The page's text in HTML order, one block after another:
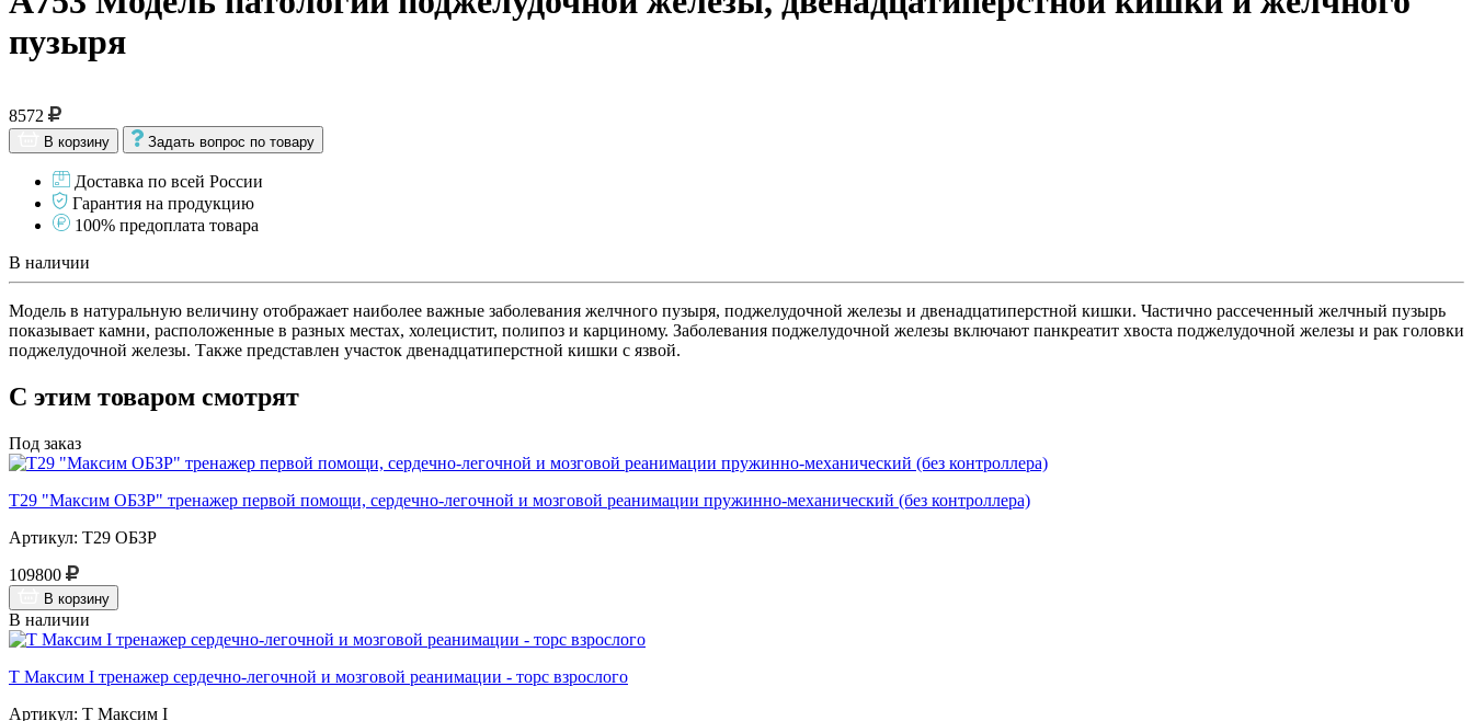
пузыря
8572
В корзину Задать вопрос по товару
Доставка по всей России
Гарантия на продукцию
100% предоплата товара
В наличии
Модель в натуральную величину отображает наиболее важные заболевания желчного пузыря, поджелудочной железы и двенадцатиперстной кишки. Частично рассеченный желчный пузырь
показывает камни, расположенные в разных местах, холецистит, полипоз и карциному. Заболевания поджелудочной железы включают панкреатит хвоста поджелудочной железы и рак головки
поджелудочной железы. Также представлен участок двенадцатиперстной кишки с язвой.
С этим товаром смотрят
Под заказ
Т29 "Максим ОБЗР" тренажер первой помощи, сердечно-легочной и мозговой реанимации пружинно-механический (без контроллера)
Артикул: Т29 ОБЗР
109800
В корзину
В наличии
Т Максим I тренажер сердечно-легочной и мозговой реанимации - торс взрослого
Артикул: Т Максим I